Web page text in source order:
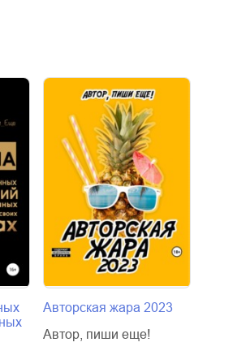
Авторская жара 2023
Автор, пиши еще!